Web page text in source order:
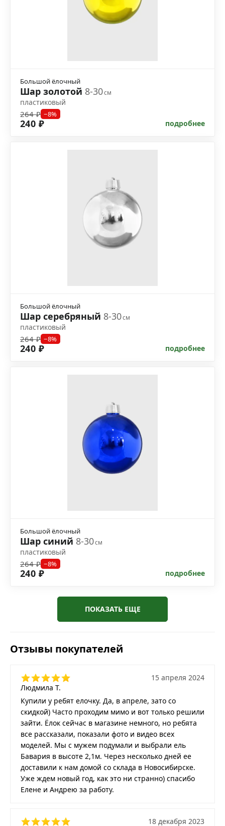
Большой ёлочный
Шар золотой 8-30см
пластиковый
264 ₽ −8%
240 ₽ подробнее
Большой ёлочный
Шар серебряный 8-30см
пластиковый
264 ₽ −8%
240 ₽ подробнее
Большой ёлочный
Шар синий 8-30см
пластиковый
264 ₽ −8%
240 ₽ подробнее
ПОКАЗАТЬ ЕЩЕ
Отзывы покупателей
Людмила Т.
15 апреля 2024
Купили у ребят елочку. Да, в апреле, зато со
скидкой) Часто проходим мимо и вот только решили
зайти. Ёлок сейчас в магазине немного, но ребята
все рассказали, показали фото и видео всех
моделей. Мы с мужем подумали и выбрали ель
Бавария в высоте 2,1м. Через несколько дней ее
доставили к нам домой со склада в Новосибирске.
Уже ждем новый год, как это ни странно) спасибо
Елене и Андрею за работу.
18 декабря 2023